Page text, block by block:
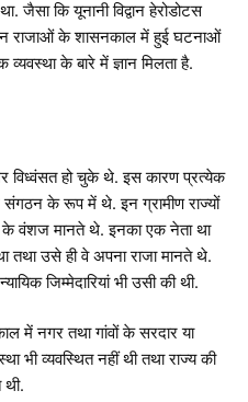
कि यूनानी विद्वान हेरोडोटस
राजाओं के शासनकाल में हुई घटनाओं
के बारे में ज्ञान मिलता है.
विध्वंसत हो चुके थे. इस कारण प्रत्येक
के रूप में थे. इन ग्रामीण राज्यों
के वंशज मानते थे. इनका एक नेता था
तथा उसे ही वे अपना राजा मानते थे.
जिम्मेदारियां भी उसी की थी.
में नगर तथा गांवों के सरदार या
भी व्यवस्थित नहीं थी तथा राज्य की